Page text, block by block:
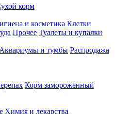
корм
и косметика Клетки
Прочее Туалеты и купалки
Аквариумы и тумбы Распродажа
Корм замороженный
Химия и лекарства